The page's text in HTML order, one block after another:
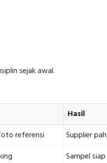
sejak awal.
Hasil
referensi
Supplier
Sampel